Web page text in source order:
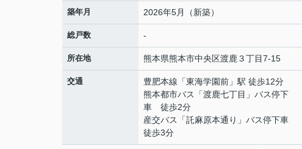
築年月 2026年5月（新築）
総戸数 -
所在地 熊本県熊本市中央区渡鹿３丁目7-15
交通 豊肥本線 「東海学園前 」駅 徒歩12分
熊本都市バス「渡鹿七丁目」バス停下
車 徒歩2分
産交バス「託麻原本通り」バス停下車
徒歩3分